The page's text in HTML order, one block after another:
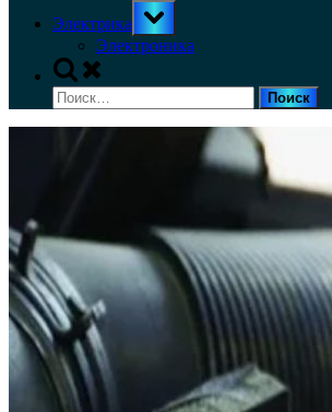
Электрика
Toggle
sub-
menu
Электроника
Toggle
search
form
Найти: